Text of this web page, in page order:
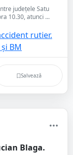
județele Satu
10.30, atunci ...
Salvează
Blaga.